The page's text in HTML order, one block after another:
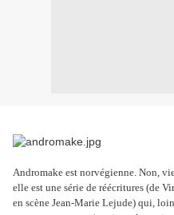
Andromake est norvégienne. Non,
elle est une série de réécritures (de
en scène Jean-Marie Lejude) qui,